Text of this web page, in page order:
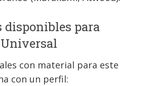
disponibles para
con material para este
con un perfil: